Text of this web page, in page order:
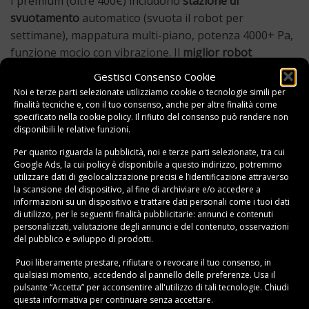
Gestisci Consenso Cookie
Noi e terze parti selezionate utilizziamo cookie o tecnologie simili per
finalità tecniche e, con il tuo consenso, anche per altre finalità come
specificato nella cookie policy. Il rifiuto del consenso può rendere non
disponibili le relative funzioni.
Per quanto riguarda la pubblicità, noi e terze parti selezionate, tra cui
Google Ads, la cui policy è disponibile a questo indirizzo, potremmo
utilizzare dati di geolocalizzazione precisi e l’identificazione attraverso
la scansione del dispositivo, al fine di archiviare e/o accedere a
informazioni su un dispositivo e trattare dati personali come i tuoi dati
di utilizzo, per le seguenti finalità pubblicitarie: annunci e contenuti
personalizzati, valutazione degli annunci e del contenuto, osservazioni
del pubblico e sviluppo di prodotti.
Puoi liberamente prestare, rifiutare o revocare il tuo consenso, in
qualsiasi momento, accedendo al pannello delle preferenze. Usa il
pulsante “Accetta” per acconsentire all'utilizzo di tali tecnologie. Chiudi
questa informativa per continuare senza accettare.
svuotamento automatico (svuota il robot per
settimane), mappatura multi-piano, potenza 4000+ Pa,
funzione mocio con vibrazione. Il miglior robot
aspirapolvere per peli animali
si trova qui: spazzole
antigroviglio e potenza superiore gestiscono
facilmente i peli. Roomba i7+, Roborock S7, Ecovacs X1
sono i top di gamma, ma considera anche marchi
emergenti come Dreame o Xiaomi per prestazioni simili
a prezzi inferiori.
Quando Conviene Investire in un Modello Premium
Vale la pena spendere oltre 400€ se hai una casa sopra
i 100 mq, animali domestici che perdono pelo, allergie
(filtro HEPA avanzato), o pavimenti misti (tappeti +
piastrelle). Lastazione di svuotamentoautomatico è
una rivoluzione: non devi svuotare il robot per 30-60
giorni.